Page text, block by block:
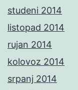
studeni 2014
listopad 2014
rujan 2014
kolovoz 2014
srpanj 2014